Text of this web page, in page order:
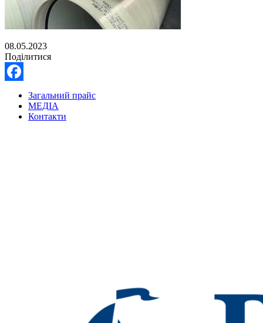
08.05.2023
Поділитися
Facebook
Загальний прайс
МЕДІА
Контакти